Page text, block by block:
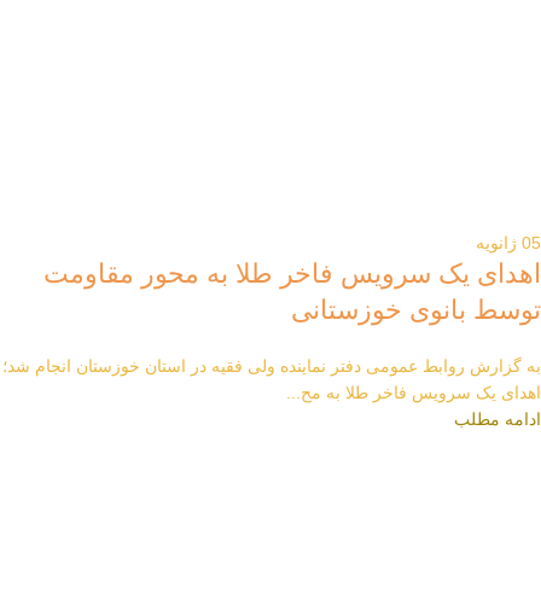
05 ژانویه
اهدای یک سرویس فاخر طلا به محور مقاومت
توسط بانوی خوزستانی
به گزارش روابط عمومی دفتر نماینده ولی فقیه در استان خوزستان انجام شد؛
اهدای یک سرویس فاخر طلا به مح...
ادامه مطلب